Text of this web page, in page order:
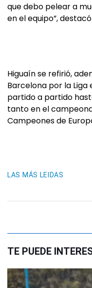
que debo pelear a
en el equipo”, destacó.
Higuaín se refirió,
Barcelona por la Liga
partido a partido
tanto en el
Campeones de
LAS MÁS LEIDAS
TE PUEDE